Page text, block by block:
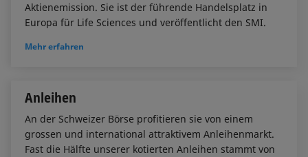
Aktienemission. Sie ist der führende Handelsplatz in
Europa für Life Sciences und veröffentlicht den SMI.
Mehr erfahren
Anleihen
An der Schweizer Börse profitieren sie von einem
grossen und international attraktivem Anleihenmarkt.
Fast die Hälfte unserer kotierten Anleihen stammt von